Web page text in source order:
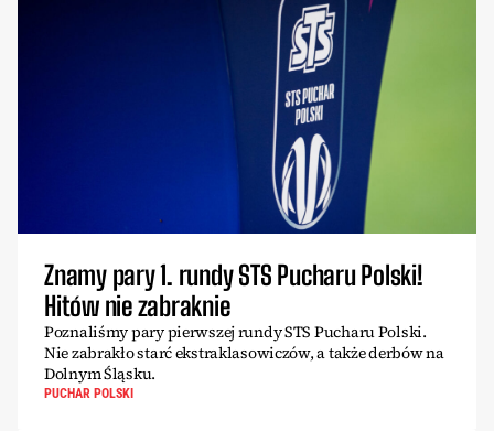
Znamy pary 1. rundy STS Pucharu Polski!
Hitów nie zabraknie
Poznaliśmy pary pierwszej rundy STS Pucharu Polski.
Nie zabrakło starć ekstraklasowiczów, a także derbów na
Dolnym Śląsku.
PUCHAR POLSKI